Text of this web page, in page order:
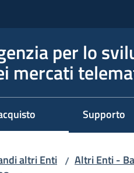
per lo
mercati
Supporto
altri Enti / Altri Enti -